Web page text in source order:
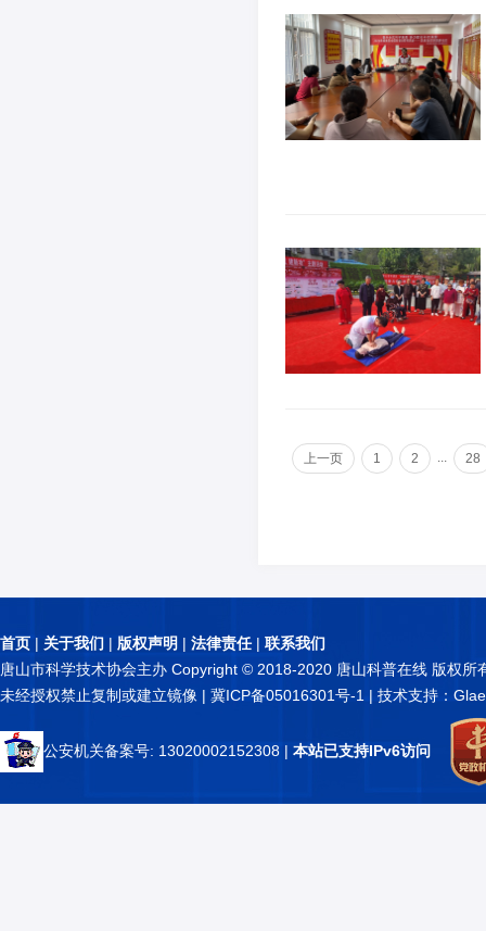
上一页 1 2 ... 28
首页 | 关于我们 | 版权声明 | 法律责任| 联系我们
唐山市科学技术协会主办 Copyright © 2018-2020 唐山科普在线 版权所
未经授权禁止复制或建立镜像 | 冀ICP备05016301号-1 | 技术支持：
公安机关备案号: 13020002152308 | 本站已支持IPv6访问